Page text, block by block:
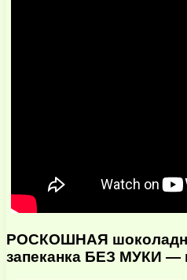
РОСКОШНАЯ
запеканка БЕЗ МУКИ —